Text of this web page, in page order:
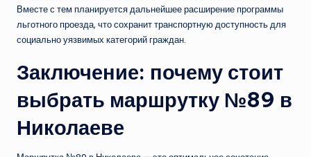
Вместе с тем планируется дальнейшее расширение программы
льготного проезда, что сохранит транспортную доступность для
социально уязвимых категорий граждан.
Заключение: почему стоит
выбрать маршрутку №89 в
Николаеве